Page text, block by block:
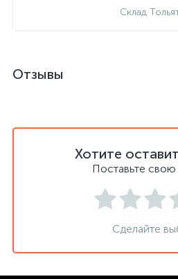
Склад
Отзывы
Хотите
Поставьте свою
Сделайте